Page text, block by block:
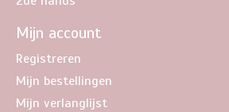
Mijn account
Registreren
Mijn bestellingen
Mijn verlanglijst